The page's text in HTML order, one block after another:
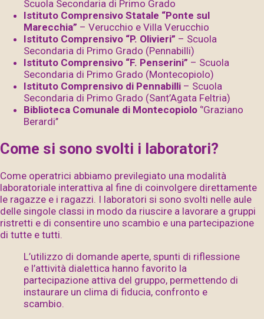
Scuola Secondaria di Primo Grado
Istituto Comprensivo Statale “Ponte sul
Marecchia” – Verucchio e Villa Verucchio
Istituto Comprensivo “P. Olivieri” – Scuola
Secondaria di Primo Grado (Pennabilli)
Istituto Comprensivo “F. Penserini” – Scuola
Secondaria di Primo Grado (Montecopiolo)
Istituto Comprensivo di Pennabilli – Scuola
Secondaria di Primo Grado (Sant’Agata Feltria)
Biblioteca Comunale di Montecopiolo ‘’Graziano
Berardi’’
Come si sono svolti i laboratori?
Come operatrici abbiamo previlegiato una modalità
laboratoriale interattiva al fine di coinvolgere direttamente
le ragazze e i ragazzi. I laboratori si sono svolti nelle aule
delle singole classi in modo da riuscire a lavorare a gruppi
ristretti e di consentire uno scambio e una partecipazione
di tutte e tutti.
L’utilizzo di domande aperte, spunti di riflessione
e l’attività dialettica hanno favorito la
partecipazione attiva del gruppo, permettendo di
instaurare un clima di fiducia, confronto e
scambio.